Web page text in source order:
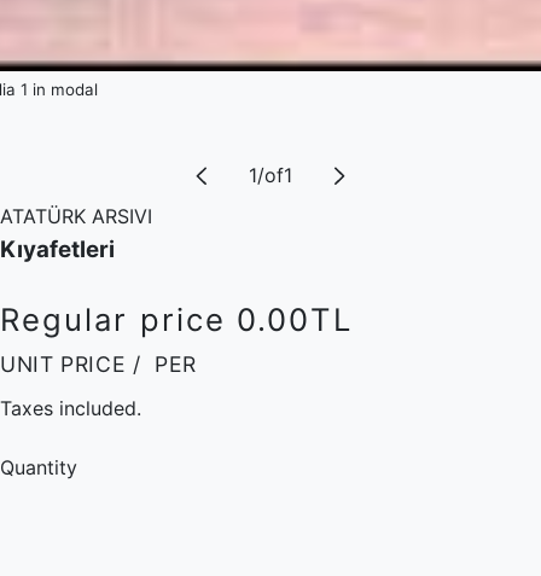
1 in modal
1/of1
ATATÜRK ARSIVI
Kıyafetleri
Regular price 0.00TL
UNIT PRICE / PER
Taxes included.
Quantity